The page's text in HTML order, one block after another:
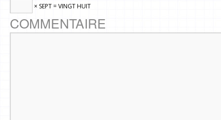
× SEPT = VINGT HUIT
COMMENTAIRE